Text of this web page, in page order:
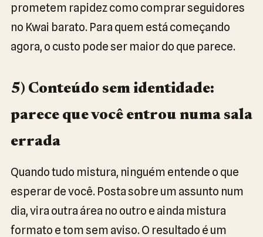
prometem rapidez como comprar seguidores
no Kwai barato. Para quem está começando
agora, o custo pode ser maior do que parece.
5) Conteúdo sem identidade:
parece que você entrou numa sala
errada
Quando tudo mistura, ninguém entende o que
esperar de você. Posta sobre um assunto num
dia, vira outra área no outro e ainda mistura
formato e tom sem aviso. O resultado é um